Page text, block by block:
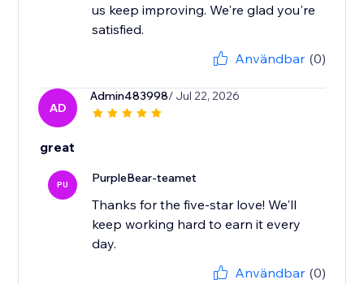
us keep improving. We're glad you're
satisfied.
Användbar (0)
AD
Admin483998/ Jul 22, 2026
great
PU PurpleBear-teamet
Thanks for the five-star love! We'll
keep working hard to earn it every
day.
Användbar (0)